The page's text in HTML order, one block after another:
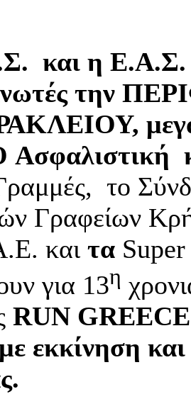
και η
την
Ασφαλιστική
το
Γραφείων
και τα
για 13η
RUN GREECE
εκκίνηση
.